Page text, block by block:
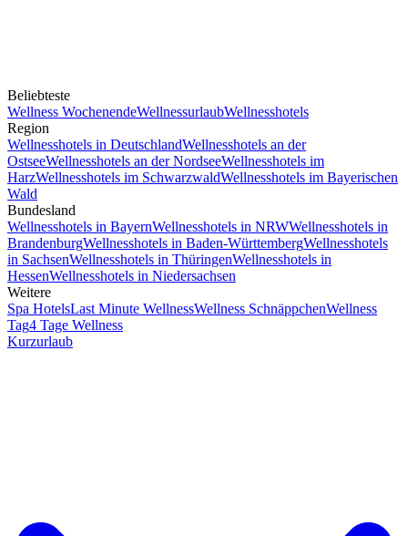
Beliebteste
Wellness WochenendeWellnessurlaubWellnesshotels
Region
Wellnesshotels in DeutschlandWellnesshotels an der
OstseeWellnesshotels an der NordseeWellnesshotels im
HarzWellnesshotels im SchwarzwaldWellnesshotels im Bayerischen
Wald
Bundesland
Wellnesshotels in BayernWellnesshotels in NRWWellnesshotels in
BrandenburgWellnesshotels in Baden-WürttembergWellnesshotels
in SachsenWellnesshotels in ThüringenWellnesshotels in
HessenWellnesshotels in Niedersachsen
Weitere
Spa HotelsLast Minute WellnessWellness SchnäppchenWellness
Tag4 Tage Wellness
Kurzurlaub